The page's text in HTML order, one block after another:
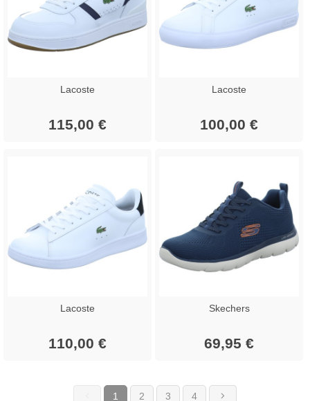
Lacoste
115,00 €
Lacoste
100,00 €
Lacoste
110,00 €
Skechers
69,95 €
1 2 3 4